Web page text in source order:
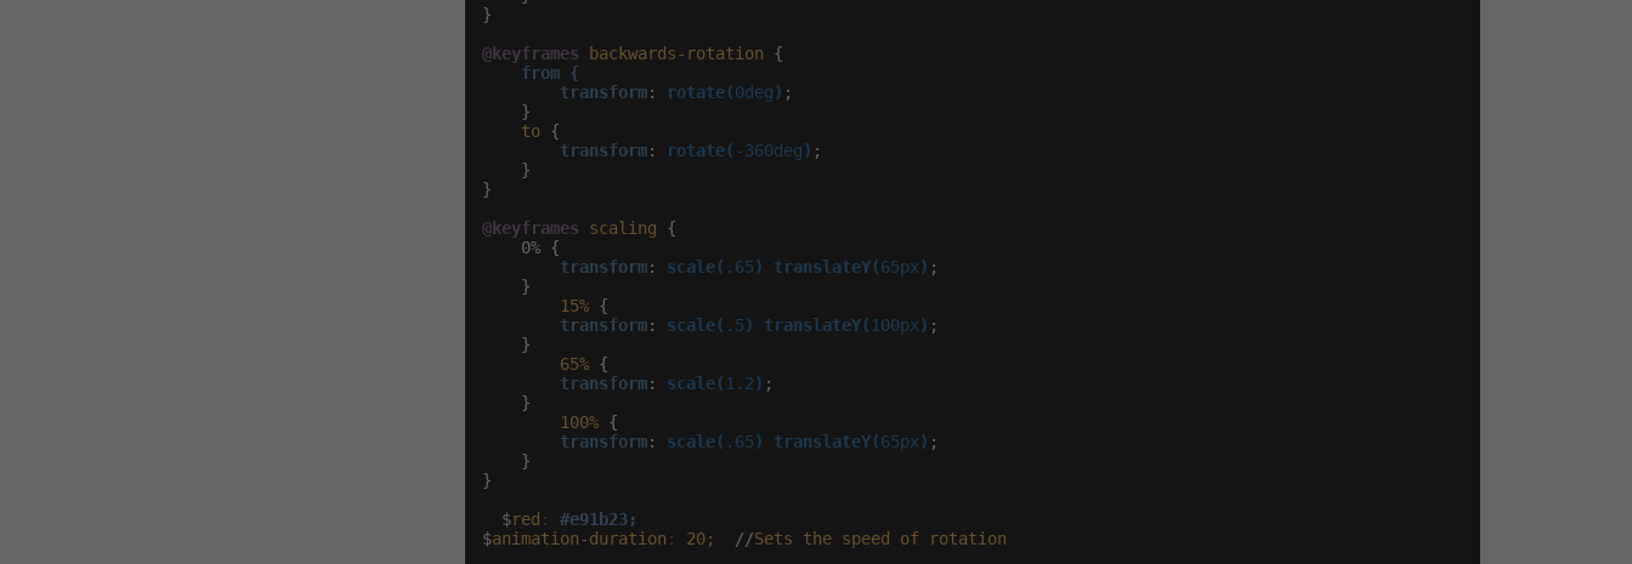
}
@keyframes
backwards-rotation {
from {
        transform
: rotate(0deg) ;
    }
to {
transform: rotate( -360deg) ;
    }
}
@keyframes
scaling {
    0% {
transform: scale( .65) translateY(65px) ;
    }
15% {
transform: scale( .5) translateY( 100px) ;
    }
65% {
transform: scale( 1.2) ;
    }
100% {
transform: scale( .65) translateY(65px) ;
    }
}
  $
red :
#e91b23;
$animation-duration : 20;
  //
Sets the speed of rotation